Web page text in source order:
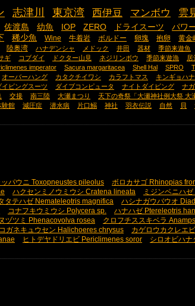
志津川 東京湾 西伊豆 マンボウ 雲
佐渡島 幼魚 IOP ZERO ドライスーツ パワ
稀少魚 Wine 牛着岩 ボルドー 卵塊 抱卵 黄金
陸奥湾 ハナデンシャ メドック 井田 器材 季節来遊魚
ギ コブダイ ドクター山見 ネジリンボウ 季節来遊漁 居
imperator Sacura margaritacea Shell Hal SPRO
オーバーハング カタクチイワシ カラフトマス キンギョハ
イビングスーツ ダイブコンピュータ ナイトダイビング ナ
交接 南三陸 大瀬まつり 天下の奇祭「大瀬神社例大祭 大
験館 減圧症 潜水病 片口鰯 神社 羽衣伝説 自然 貝
ッパウニ Toxopneustes pileolus ボロカサゴ Rhinopias
ハクセンミノウミウシ Cratena lineata ミジンベニハ
タテハゼ Nemateleotris magnifica ハシナガウバウオ
コナフキウミウシ Polycera sp. ハナハゼ Ptereleotris
ヅツミ Phenacovolva rosea クロフチススキベラ
コガネキュウセン Halichoeres chrysus カゲロウカクレエ
ヒトデヤドリエビ Periclimenes soror シロオビハ